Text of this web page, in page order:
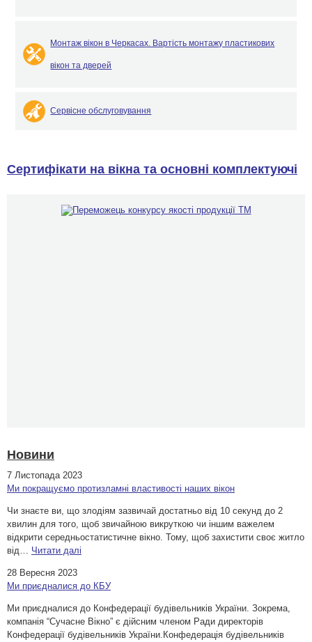
Монтаж вікон в Черкасах. Вартість монтажу пластикових
вікон та дверей
Сервісне обслуговування
Сертифікати на вікна та основні комплектуючі
Новини
7 Листопада 2023
Ми покращуємо протизламні властивості наших вікон
Чи знаєте ви, що злодіям зазвичай достатньо від 10 секунд до 2
хвилин для того, щоб звичайною викруткою чи іншим важелем
відкрити середньостатистичне вікно. Тому, щоб захистити своє житло
від… Читати далі
28 Вересня 2023
Ми приєдналися до КБУ
Ми приєдналися до Конфедерації будівельників України. Зокрема,
компанія “Сучасне Вікно” є дійсним членом Ради директорів
Конфедерації будівельників України.Конфедерація будівельників